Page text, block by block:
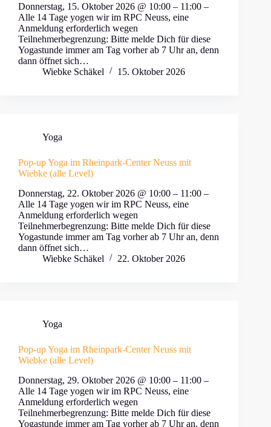
Donnerstag, 15. Oktober 2026 @ 10:00 – 11:00 –
Alle 14 Tage yogen wir im RPC Neuss, eine
Anmeldung erforderlich wegen
Teilnehmerbegrenzung: Bitte melde Dich für diese
Yogastunde immer am Tag vorher ab 7 Uhr an, denn
dann öffnet sich…
Wiebke Schäkel
15. Oktober 2026
Yoga
Pop-up Yoga im Rheinpark-Center Neuss mit
Wiebke (alle Level)
Donnerstag, 22. Oktober 2026 @ 10:00 – 11:00 –
Alle 14 Tage yogen wir im RPC Neuss, eine
Anmeldung erforderlich wegen
Teilnehmerbegrenzung: Bitte melde Dich für diese
Yogastunde immer am Tag vorher ab 7 Uhr an, denn
dann öffnet sich…
Wiebke Schäkel
22. Oktober 2026
Yoga
Pop-up Yoga im Rheinpark-Center Neuss mit
Wiebke (alle Level)
Donnerstag, 29. Oktober 2026 @ 10:00 – 11:00 –
Alle 14 Tage yogen wir im RPC Neuss, eine
Anmeldung erforderlich wegen
Teilnehmerbegrenzung: Bitte melde Dich für diese
Yogastunde immer am Tag vorher ab 7 Uhr an, denn